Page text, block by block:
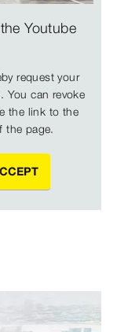
Youtube
request your
You can revoke
the link to the
the page.